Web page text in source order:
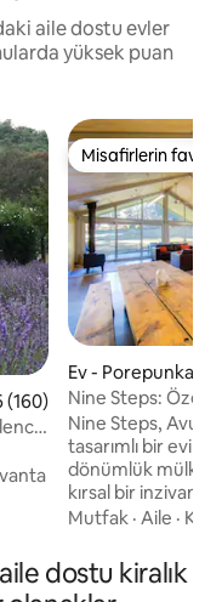
aile dostu evler
yüksek puan
arasında
ortalama 4,96
(160)
ve
Misafirlerin
Misafirlerin
Ev - Porepunkah
Nine Steps: Özel
manzarası
Nine Steps,
tasarımlı bir evi ve
dönümlük
kırsal bir inzivanın
fırsatınızdır.
çıkarın. • Bright'a arabayla 10 dakikalık
mesafede, Nine
Mutfak ·Aile ·
dostu kiralık